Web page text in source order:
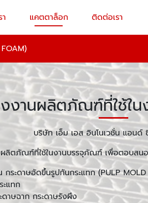
แคตตาล็อก ติดต่อเรา
งงานผลิตภัณฑ์ที่ใช้ใ
บริษัท เอ็ม เอส อินโนเวชั่น แอนด์
ลิตภัณฑ์ที่ใช้ในงานบรรจุภัณฑ์ เพื่อตอบสน
ะดาษอัดขึ้นรูปกันกระแทก (PULP MOLD
ะแทก
าษฉาก กระดาษรังผึง